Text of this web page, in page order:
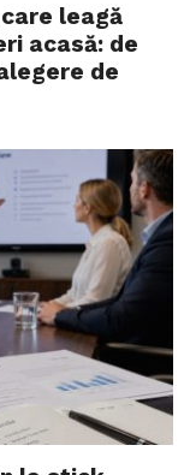
leagă
acasă: de
de